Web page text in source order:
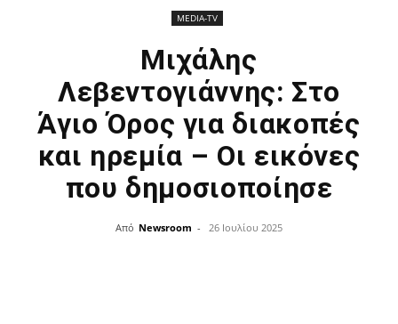
ΜEDIA-TV
Μιχάλης
Λεβεντογιάννης: Στο
Άγιο Όρος για διακοπές
και ηρεμία – Οι εικόνες
που δημοσιοποίησε
Από Newsroom - 26 Ιουλίου 2025